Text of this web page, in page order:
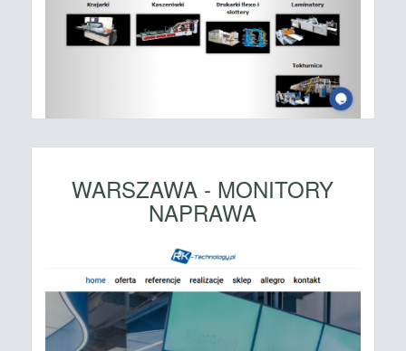
WARSZAWA - MONITORY
NAPRAWA